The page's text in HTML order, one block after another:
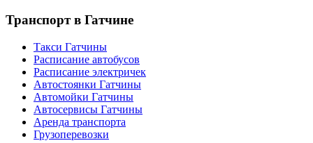
Транспортв Гатчине
Такси Гатчины
Расписание автобусов
Расписание электричек
Автостоянки Гатчины
Автомойки Гатчины
Автосервисы Гатчины
Аренда транспорта
Грузоперевозки